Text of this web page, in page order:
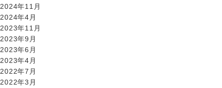
2024年11月
2024年4月
2023年11月
2023年9月
2023年6月
2023年4月
2022年7月
2022年3月